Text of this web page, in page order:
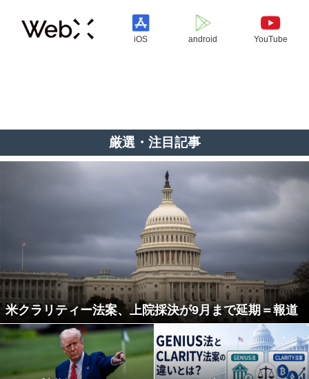
iOS android YouTube
厳選・注目記事
米クラリティー法案、上院採決が9月まで延期＝報道